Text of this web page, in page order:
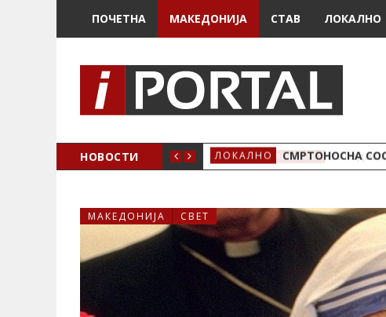
ПОЧЕТНА МАКЕДОНИЈА СТАВ ЛОКАЛНО
НОВОСТИ ЛОКАЛНО СМРТОНОСНА
МАКЕДОНИЈА СВЕТ